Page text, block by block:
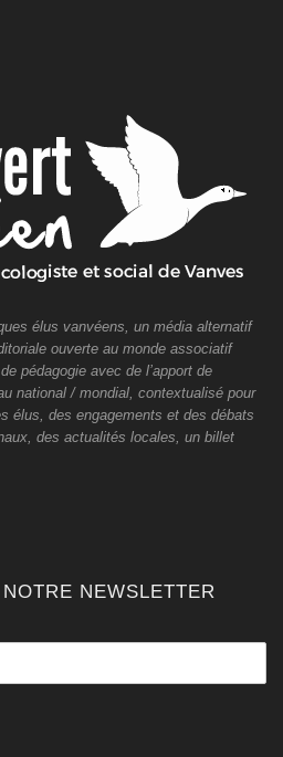
élus vanvéens, un média alternatif
ouverte au monde associatif
pédagogie avec de l’apport de
national / mondial, contextualisé pour
élus, des engagements et des débats
des actualités locales, un billet
NEWSLETTER